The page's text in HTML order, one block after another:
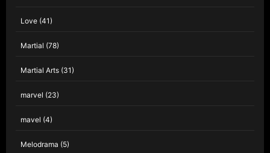
Love (41)
Martial (78)
Martial Arts (31)
marvel (23)
mavel (4)
Melodrama (5)